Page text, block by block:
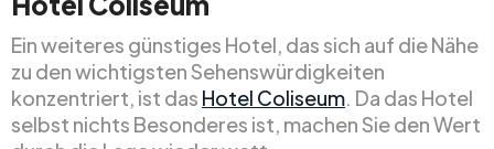
Ein weiteres günstiges Hotel, das sich auf die Nähe
zu den wichtigsten Sehenswürdigkeiten
konzentriert, ist das Hotel Coliseum. Da das Hotel
selbst nichts Besonderes ist, machen Sie den Wert